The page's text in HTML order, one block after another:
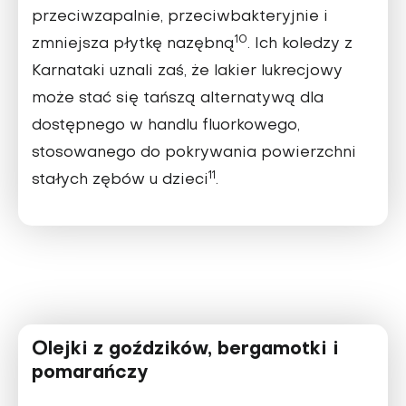
przeciwzapalnie, przeciwbakteryjnie i
zmniejsza płytkę nazębną10. Ich koledzy z
Karnataki uznali zaś, że lakier lukrecjowy
może stać się tańszą alternatywą dla
dostępnego w handlu fluorkowego,
stosowanego do pokrywania powierzchni
stałych zębów u dzieci11.
Olejki z goździków, bergamotki i
pomarańczy